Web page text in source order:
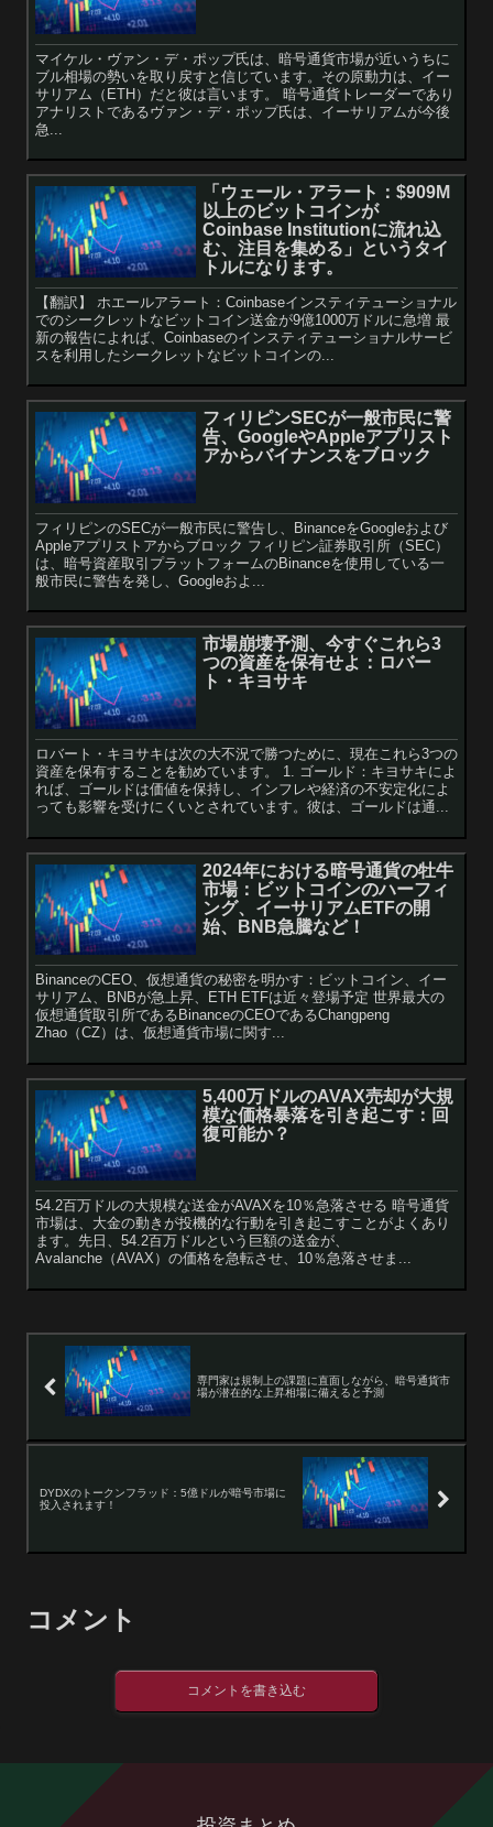
マイケル・ヴァン・デ・ポップ氏は、暗号通貨市場が近いうちに
ブル相場の勢いを取り戻すと信じています。その原動力は、イー
サリアム（ETH）だと彼は言います。 暗号通貨トレーダーであり
アナリストであるヴァン・デ・ポップ氏は、イーサリアムが今後
急...
「ウェール・アラート：$909M
以上のビットコインが
Coinbase Institutionに流れ込
む、注目を集める」というタイ
トルになります。
【翻訳】 ホエールアラート：Coinbaseインスティテューショナル
でのシークレットなビットコイン送金が9億1000万ドルに急増 最
新の報告によれば、Coinbaseのインスティテューショナルサービ
スを利用したシークレットなビットコインの...
フィリピンSECが一般市民に警
告、GoogleやAppleアプリスト
アからバイナンスをブロック
フィリピンのSECが一般市民に警告し、BinanceをGoogleおよび
Appleアプリストアからブロック フィリピン証券取引所（SEC）
は、暗号資産取引プラットフォームのBinanceを使用している一
般市民に警告を発し、Googleおよ...
市場崩壊予測、今すぐこれら3
つの資産を保有せよ：ロバー
ト・キヨサキ
ロバート・キヨサキは次の大不況で勝つために、現在これら3つの
資産を保有することを勧めています。 1. ゴールド：キヨサキによ
れば、ゴールドは価値を保持し、インフレや経済の不安定化によ
っても影響を受けにくいとされています。彼は、ゴールドは通...
2024年における暗号通貨の牡牛
市場：ビットコインのハーフィ
ング、イーサリアムETFの開
始、BNB急騰など！
BinanceのCEO、仮想通貨の秘密を明かす：ビットコイン、イー
サリアム、BNBが急上昇、ETH ETFは近々登場予定 世界最大の
仮想通貨取引所であるBinanceのCEOであるChangpeng
Zhao（CZ）は、仮想通貨市場に関す...
5,400万ドルのAVAX売却が大規
模な価格暴落を引き起こす：回
復可能か？
54.2百万ドルの大規模な送金がAVAXを10％急落させる 暗号通貨
市場は、大金の動きが投機的な行動を引き起こすことがよくあり
ます。先日、54.2百万ドルという巨額の送金が、
Avalanche（AVAX）の価格を急転させ、10％急落させま...
専門家は規制上の課題に直面しながら、暗号通貨市
場が潜在的な上昇相場に備えると予測
DYDXのトークンフラッド：5億ドルが暗号市場に
投入されます！
コメント
コメントを書き込む